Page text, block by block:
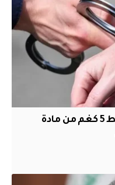
الاطاحة بثلاثة متهمين وضبط 5 كغم من مادة